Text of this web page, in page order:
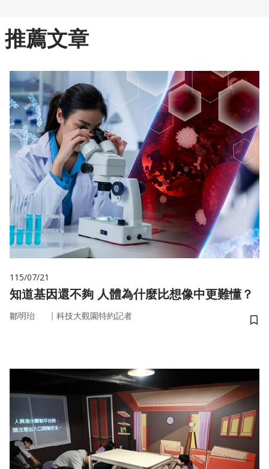
推薦文章
115/07/21
知道基因還不夠 人體為什麼比想像中更難懂？
鄒明珆 ｜ 科技大觀園特約記者
儲